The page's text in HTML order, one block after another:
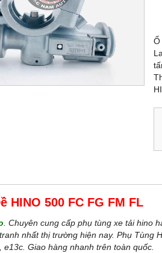
Ổ
HINO 500 FC FG FM FL
. Chuyên cung cấp phụ tùng xe tải hino
nhất thị trường hiện nay. Phụ Tùng
e13c. Giao hàng nhanh trên toàn quốc.